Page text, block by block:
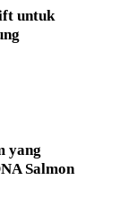
untuk
yang
Salmon